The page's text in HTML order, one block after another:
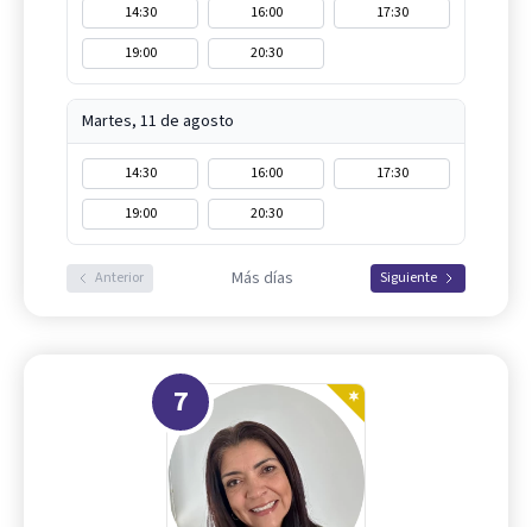
14:30 16:00
17:30
19:00
20:30
Martes, 11 de agosto
14:30 16:00
17:30
19:00
20:30
Anterior Más días Siguiente
7